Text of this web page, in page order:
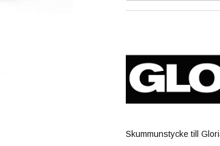
Skummunstycke till